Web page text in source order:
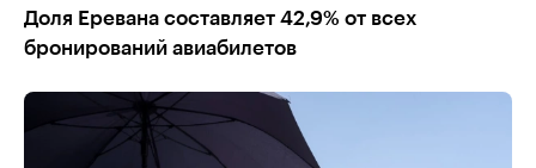
Доля Еревана составляет 42,9% от всех
бронирований авиабилетов